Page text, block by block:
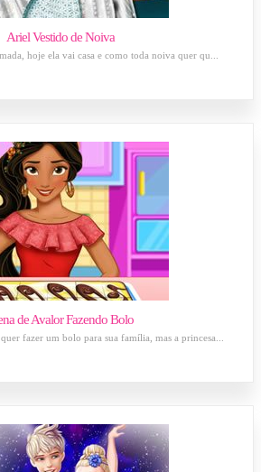
Ariel Vestido de Noiva
hoje ela vai casa e como toda noiva quer qu...
de Avalor Fazendo Bolo
fazer um bolo para sua família, mas a princesa...